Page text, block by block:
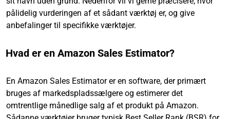
pålidelig vurderingen af et sådant værktøj er, og give
anbefalinger til specifikke værktøjer.
Hvad er en Amazon Sales Estimator?
En Amazon Sales Estimator er en software, der primært
bruges af markedspladssælgere og estimerer det
omtrentlige månedlige salg af et produkt på Amazon.